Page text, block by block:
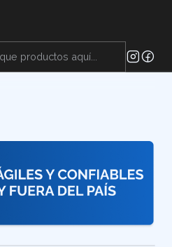
y alimentarias. Se presenta
de endulzar con una